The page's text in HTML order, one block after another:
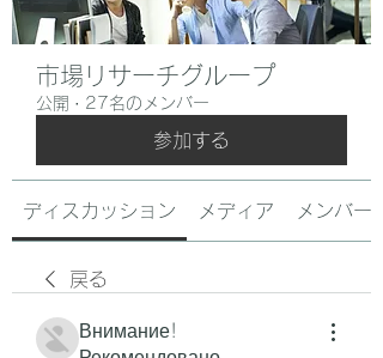
市場リサーチグループ
公開 · 27名のメンバー
参加する
ディスカッション メディア メンバー
戻る
Внимание!